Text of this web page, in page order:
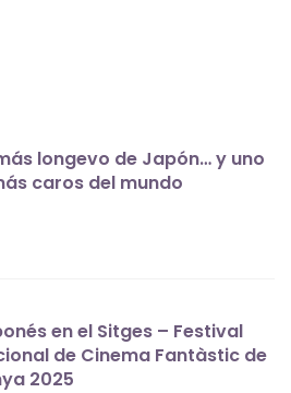
longevo de Japón… y uno
caros del mundo
en el Sitges – Festival
de Cinema Fantàstic de
2025